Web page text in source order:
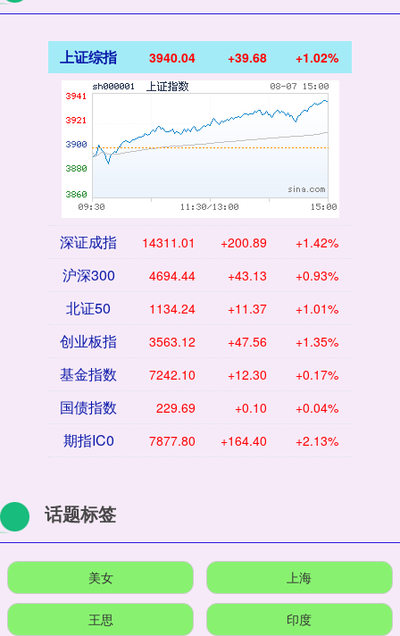
上证综指 3940.04 +39.68 +1.02%
深证成指 14311.01 +200.89 +1.42%
沪深300 4694.44 +43.13 +0.93%
北证50 1134.24 +11.37 +1.01%
创业板指 3563.12 +47.56 +1.35%
基金指数 7242.10 +12.30 +0.17%
国债指数 229.69 +0.10 +0.04%
期指IC0 7877.80 +164.40 +2.13%
话题标签
美女 上海
王思 印度